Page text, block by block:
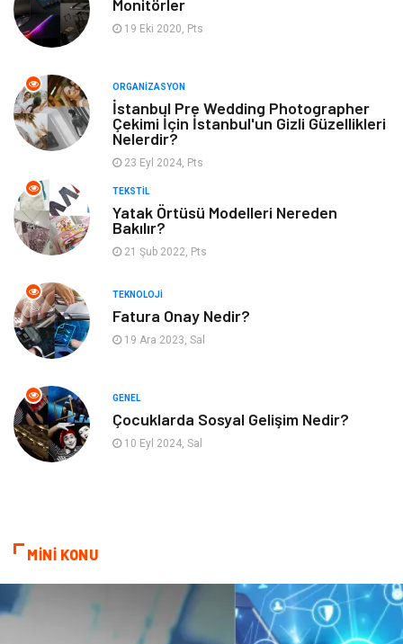
Turizm
Eğitim Kurumları
Tekstil Organizasyon
Tatil Eğlence
Finans & Ekonomi
Maden ve Metal
Hediyelik Eşya
Aksesuar
Ambalaj
Bitkisel Ürünler
Monitörler
19 Eki 2020, Pts
ORGANIZASYON
İstanbul Pre Wedding Photographer
Çekimi İçin İstanbul'un Gizli Güzellikleri
Nelerdir?
23 Eyl 2024, Pts
TEKSTIL
Yatak Örtüsü Modelleri Nereden
Bakılır?
21 Şub 2022, Pts
TEKNOLOJI
Fatura Onay Nedir?
19 Ara 2023, Sal
GENEL
Çocuklarda Sosyal Gelişim Nedir?
10 Eyl 2024, Sal
MİNİ KONU